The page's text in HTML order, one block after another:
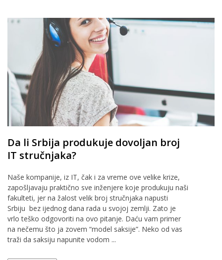
Da li Srbija produkuje dovoljan broj
IT stručnjaka?
Naše kompanije, iz IT, čak i za vreme ove velike krize,
zapošljavaju praktično sve inženjere koje produkuju naši
fakulteti, jer na žalost velik broj stručnjaka napusti
Srbiju bez ijednog dana rada u svojoj zemlji. Zato je
vrlo teško odgovoriti na ovo pitanje. Daću vam primer
na nečemu što ja zovem “model saksije”. Neko od vas
traži da saksiju napunite vodom ...